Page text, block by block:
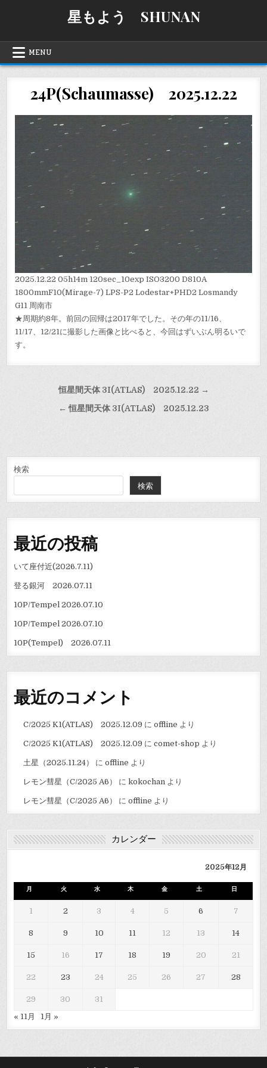
星もよう SHUNAN
MENU
24P(Schaumasse) 2025.12.22
2025.12.22 05h14m 120sec_10exp ISO3200 D810A
1800mmF10(Mirage-7) LPS-P2 Lodestar+PHD2 Losmandy
G11 周南市
★周期約8年。前回の回帰は2017年でした。その年の11/16、
11/17、12/21に撮影した画像と比べると、今回はずいぶん明るいで
す。
ゲ
ー
シ
ョ
ン
恒星間天体 3I(ATLAS) 2025.12.22 →
← 恒星間天体 3I(ATLAS) 2025.12.23
検索
検索
最近の投稿
いて座付近(2026.7.11)
登る銀河 2026.07.11
10P/Tempel 2026.07.10
10P/Tempel 2026.07.10
10P(Tempel) 2026.07.11
最近のコメント
C/2025 K1(ATLAS) 2025.12.09 に offline より
C/2025 K1(ATLAS) 2025.12.09 に comet-shop より
土星（2025.11.24） に offline より
レモン彗星（C/2025 A6） に kokochanより
レモン彗星（C/2025 A6） に offline より
カレンダー
2025年12月
月 火 水 木 金 土 日
1 2 3 4 5 6 7
8 9 10 11 12 13 14
15 16 17 18 19 20 21
22 23 24 25 26 27 28
29 30
31
« 11月
1月 »